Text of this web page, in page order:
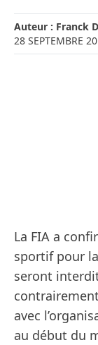
Auteur : Franck
28 SEPTEMBRE
La FIA a
sportif pour
seront
avec
au début du